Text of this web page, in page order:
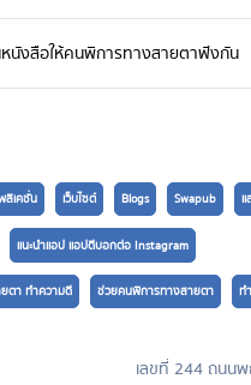
นังสือให้คนพิการทางสายตาฟังกัน
ลิเคชั่น เว็บไซต์ Blogs Swapub แ
แนะนำแอป แอปดีบอกต่อ Instagram
ตา ทำความดี ช่วยคนพิการทางสายตา ท
เลขที่ 244 ถนน